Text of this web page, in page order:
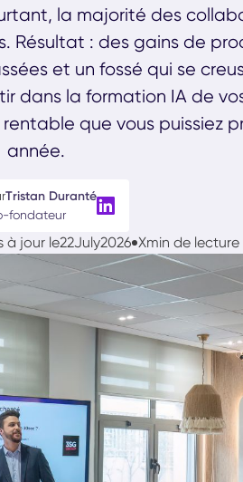
la majorité des
Résultat : des gains de
et un fossé qui se
dans la formation IA de
que vous puissiez
année.
Tristan Duranté
fondateur
à jour le22July2026 Xmin de lecture